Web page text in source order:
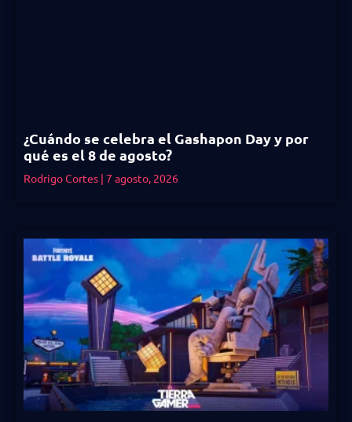
¿Cuándo se celebra el Gashapon Day y por
qué es el 8 de agosto?
Rodrigo Cortes 7 agosto, 2026